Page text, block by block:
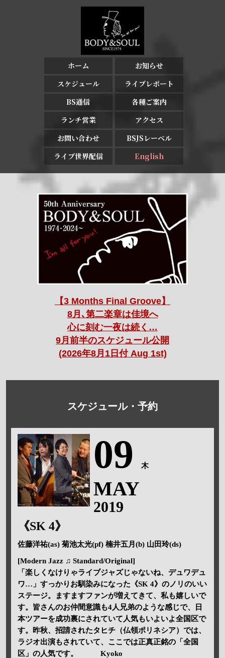
ホーム
お知らせ
スケジュール
ライブレポート
BS通信
各種ご案内
ランチ営業
アクセス
お問い合わせ
BSJSレーベル
ライブ世界配信
English
【3 Months Final Groove】
8月､第二楽章は佳境へ
心に刻む一夜は続く…
9月前半のスケジュール公開
(2026年8月1日付 Aug 1st)
スケジュール・予約
09 木
MAY
2019
《SK 4》
佐藤洋祐(as) 菊池太光(pf) 楠井五月(b) 山田玲(ds)
[Modern Jazz ♫ Standard/Original]
「楽しくなけりゃライブジャズじゃないね、デュワデュ
ワ…」すっかりお馴染みになった《SK 4》のノリのいい
ステージ。ますますファンが増えてきて、私も嬉しいで
す。皆さんのお仲間意識も4人兄弟のような感じで、日
本ツアーを成功裏にされていて人気もいよいよ全国区で
す。昨秋、招請されたタヒチ（仏領ポリネシア）では、
ラジオ出演もされていて、ここでは正真正銘の「全国
区」の人気です。 Kyoko